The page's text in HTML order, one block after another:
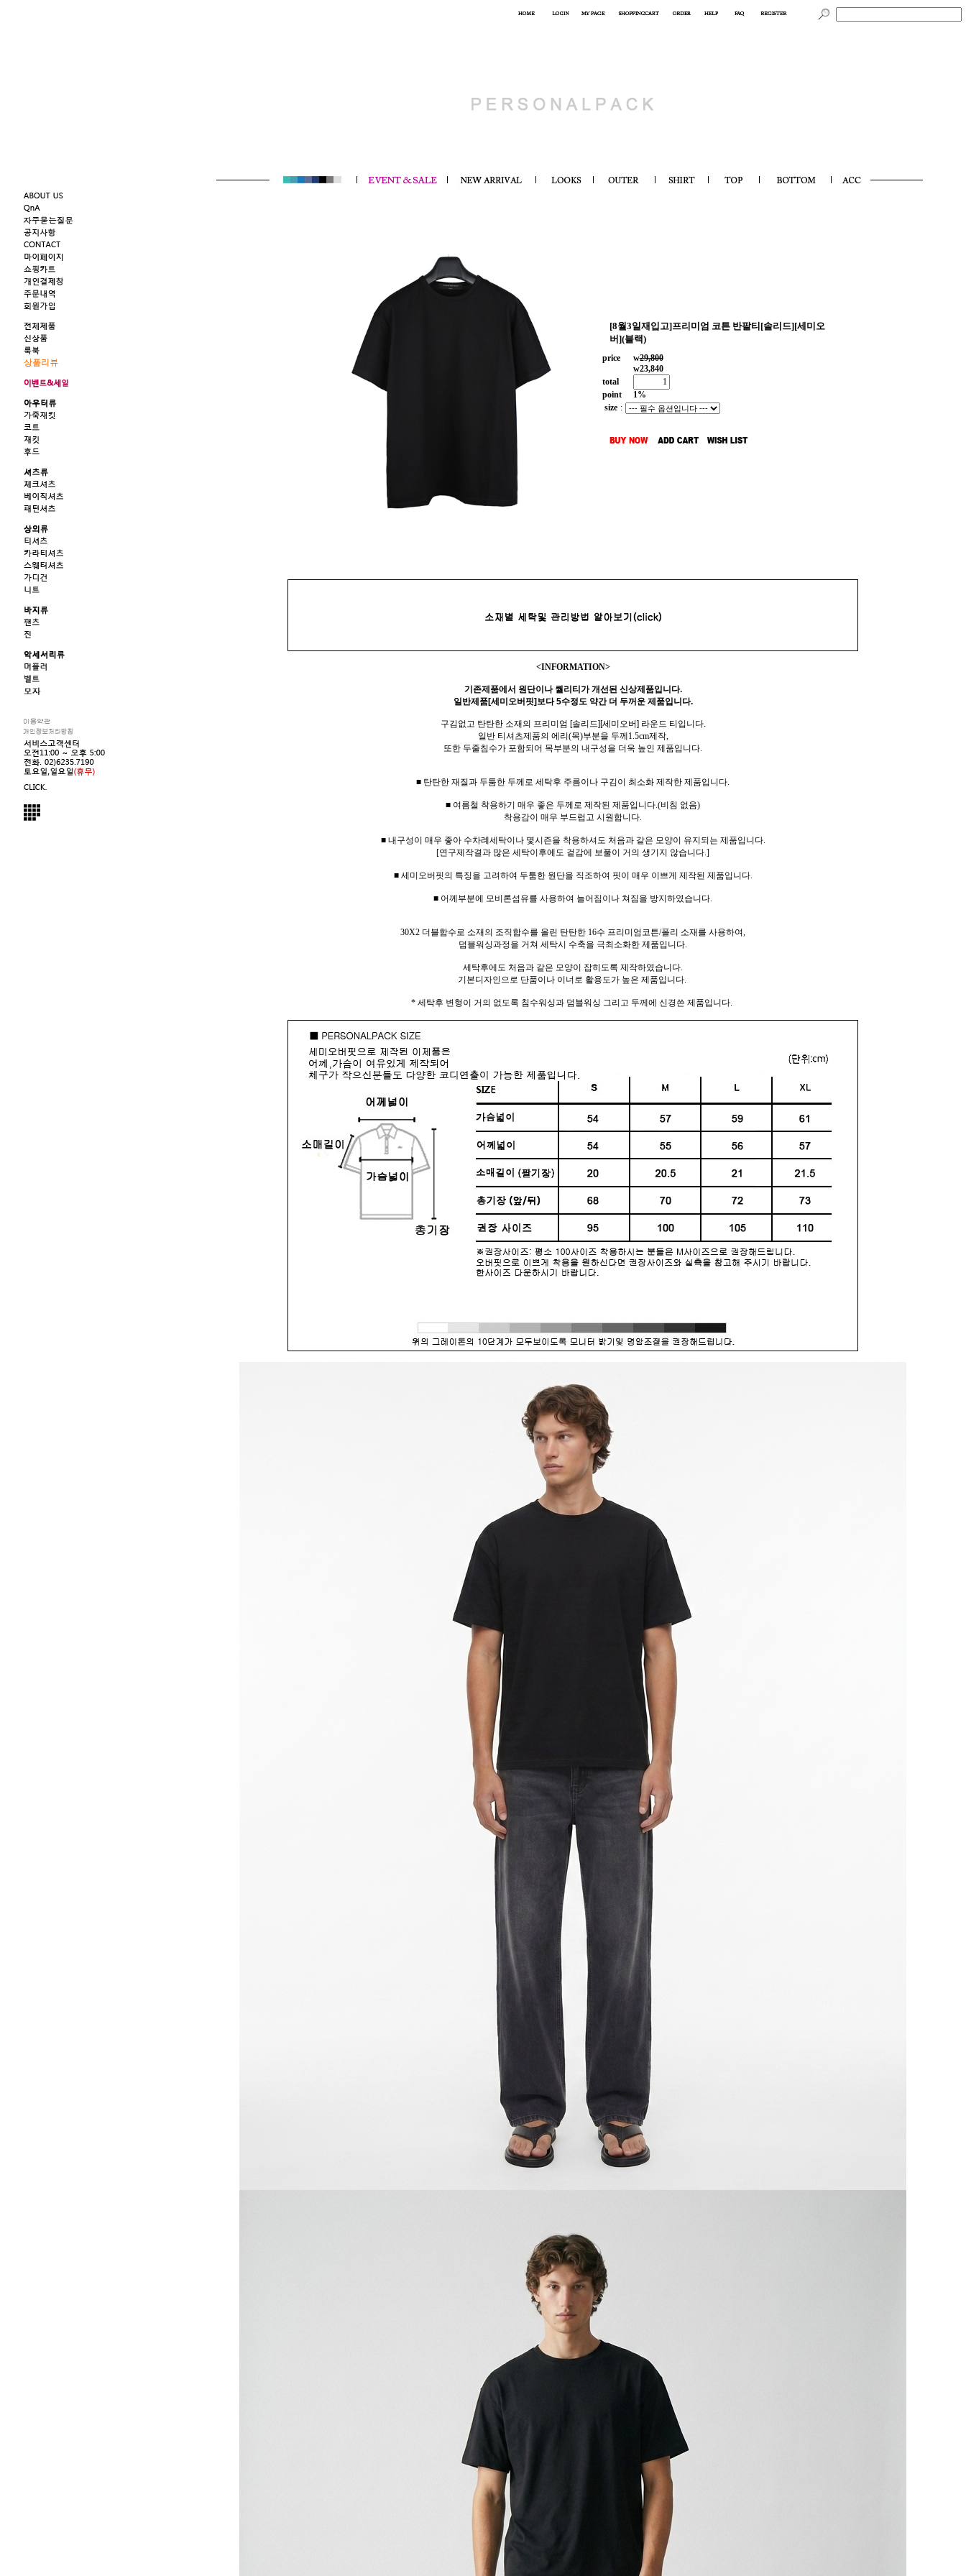
[8월3일재입고]프리미엄 코튼 반팔티[솔리드][세미오
버](블랙)
price w29,800
w23,840
total
point
1%
size :
<INFORMATION>
기존제품에서 원단이나 퀄리티가 개선된 신상제품입니다.
일반제품[세미오버핏]보다 5수정도 약간 더 두꺼운 제품입니다.
구김없고 탄탄한 소재의 프리미엄 [솔리드][세미오버] 라운드 티입니다.
일반 티셔츠제품의 에리(목)부분을 두께1.5cm제작,
또한 두줄침수가 포함되어 목부분의 내구성을 더욱 높인 제품입니다.
■ 탄탄한 재질과 두툼한 두께로 세탁후 주름이나 구김이 최소화 제작한 제품입니다.
■ 여름철 착용하기 매우 좋은 두께로 제작된 제품입니다.(비침 없음)
착용감이 매우 부드럽고 시원합니다.
■ 내구성이 매우 좋아 수차례세탁이나 몇시즌을 착용하셔도 처음과 같은 모양이 유지되는 제품입니다.
[연구제작결과 많은 세탁이후에도 겉감에 보풀이 거의 생기지 않습니다.]
■ 세미오버핏의 특징을 고려하여 두툼한 원단을 직조하여 핏이 매우 이쁘게 제작된 제품입니다.
■ 어께부분에 모비론섬유를 사용하여 늘어짐이나 쳐짐을 방지하였습니다.
30X2 더블합수로 소재의 조직합수를 올린 탄탄한 16수 프리미엄코튼/폴리 소재를 사용하여,
덤블워싱과정을 거쳐 세탁시 수축을 극최소화한 제품입니다.
세탁후에도 처음과 같은 모양이 잡히도록 제작하였습니다.
기본디자인으로 단품이나 이너로 활용도가 높은 제품입니다.
* 세탁후 변형이 거의 없도록 침수워싱과 덤블워싱 그리고 두께에 신경쓴 제품입니다.